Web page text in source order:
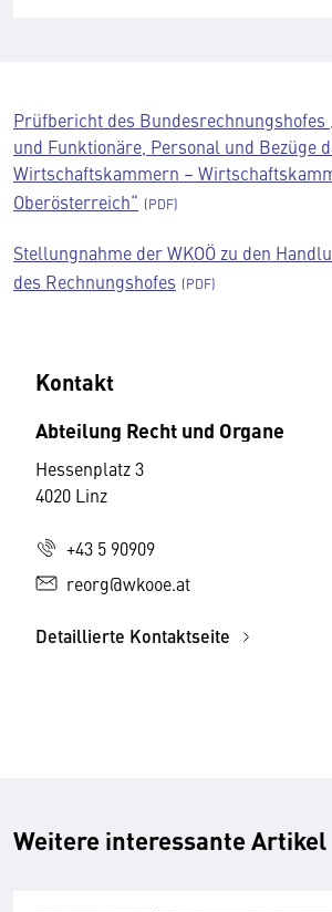
Prüfbericht des Bundesrechnungshofes
und Funktionäre, Personal und Bezüge
Wirtschaftskammern –
Oberösterreich“
Stellungnahme der WKOÖ zu den
des Rechnungshofes
Kontakt
Abteilung Recht und Organe
Hessenplatz 3
4020 Linz
+43 5 90909
reorg@wkooe.at
Detaillierte Kontaktseite
Weitere interessante Artikel